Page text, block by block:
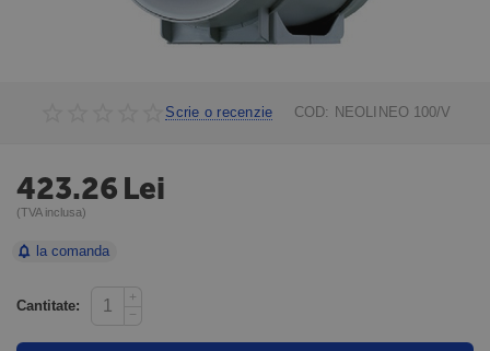
Scrie o recenzie COD: NEOLINEO 100/V
423.26 Lei
(TVA inclusa)
la comanda
Cantitate:
+
−